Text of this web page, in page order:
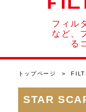
フィル
など、
る
トップページ
STAR